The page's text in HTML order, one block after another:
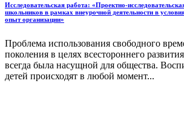
Исследовательская работа: «Проектно-
школьников в рамках внеурочной деятельности в
опыт организации»
Проблема использования свободного
поколения в целях всестороннего
всегда была насущной для общества.
детей происходят в любой момент...